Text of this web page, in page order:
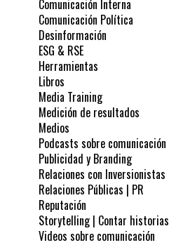
Comunicación Interna
Comunicación Política
Desinformación
ESG & RSE
Herramientas
Libros
Media Training
Medición de resultados
Medios
Podcasts sobre comunicación
Publicidad y Branding
Relaciones con Inversionistas
Relaciones Públicas | PR
Reputación
Storytelling | Contar historias
Videos sobre comunicación